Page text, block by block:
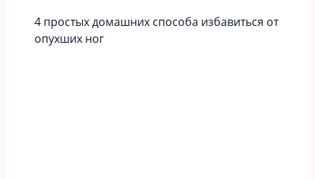
4 простых домашних способа избавиться от
опухших ног